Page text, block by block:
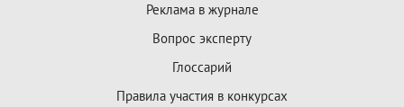
Реклама в журнале
Вопрос эксперту
Глоссарий
Правила участия в конкурсах